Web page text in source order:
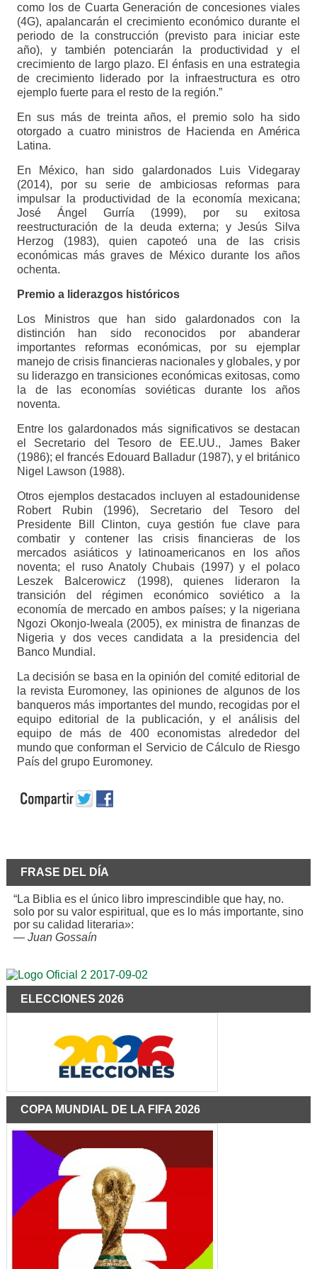
como los de Cuarta Generación de concesiones viales
(4G), apalancarán el crecimiento económico durante el
periodo de la construcción (previsto para iniciar este
año), y también potenciarán la productividad y el
crecimiento de largo plazo. El énfasis en una estrategia
de crecimiento liderado por la infraestructura es otro
ejemplo fuerte para el resto de la región.”
En sus más de treinta años, el premio solo ha sido
otorgado a cuatro ministros de Hacienda en América
Latina.
En México, han sido galardonados Luis Videgaray
(2014), por su serie de ambiciosas reformas para
impulsar la productividad de la economía mexicana;
José Ángel Gurría (1999), por su exitosa
reestructuración de la deuda externa; y Jesús Silva
Herzog (1983), quien capoteó una de las crisis
económicas más graves de México durante los años
ochenta.
Premio a liderazgos históricos
Los Ministros que han sido galardonados con la
distinción han sido reconocidos por abanderar
importantes reformas económicas, por su ejemplar
manejo de crisis financieras nacionales y globales, y por
su liderazgo en transiciones económicas exitosas, como
la de las economías soviéticas durante los años
noventa.
Entre los galardonados más significativos se destacan
el Secretario del Tesoro de EE.UU., James Baker
(1986); el francés Edouard Balladur (1987), y el británico
Nigel Lawson (1988).
Otros ejemplos destacados incluyen al estadounidense
Robert Rubin (1996), Secretario del Tesoro del
Presidente Bill Clinton, cuya gestión fue clave para
combatir y contener las crisis financieras de los
mercados asiáticos y latinoamericanos en los años
noventa; el ruso Anatoly Chubais (1997) y el polaco
Leszek Balcerowicz (1998), quienes lideraron la
transición del régimen económico soviético a la
economía de mercado en ambos países; y la nigeriana
Ngozi Okonjo-Iweala (2005), ex ministra de finanzas de
Nigeria y dos veces candidata a la presidencia del
Banco Mundial.
La decisión se basa en la opinión del comité editorial de
la revista Euromoney, las opiniones de algunos de los
banqueros más importantes del mundo, recogidas por el
equipo editorial de la publicación, y el análisis del
equipo de más de 400 economistas alrededor del
mundo que conforman el Servicio de Cálculo de Riesgo
País del grupo Euromoney.
FRASE DEL DÍA
“La Biblia es el único libro imprescindible que hay, no.
solo por su valor espiritual, que es lo más importante, sino
por su calidad literaria»:
— Juan Gossaín
ELECCIONES 2026
COPA MUNDIAL DE LA FIFA 2026